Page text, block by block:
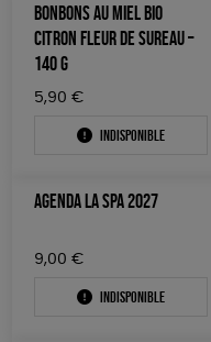
ANIMAUX
ACCESSOIRES
JOUETS
BIEN-ÊTRE
JEUX
PAPETERIE
Par défaut
Prix : du - cher au + cher
Prix : du + cher au - cher
Prix
Tous
100 € - 150 €
Plus de 200€
Couleur
vert
Mots clés
Fabriqué en France
BONBONS AU MIEL BIO
CITRON FLEUR DE SUREAU –
140 G
5,90 €
Indisponible
AGENDA LA SPA 2027
9,00 €
Indisponible